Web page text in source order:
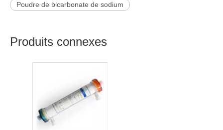
Poudre de bicarbonate de sodium
Produits connexes